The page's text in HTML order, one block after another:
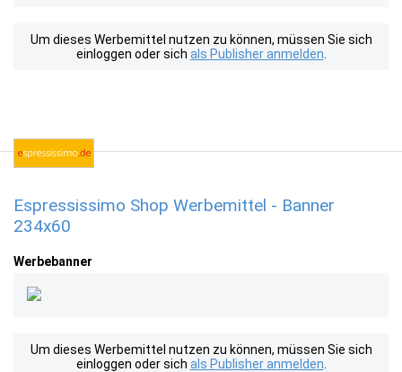
Um dieses Werbemittel nutzen zu können, müssen Sie sich
einloggen oder sich als Publisher anmelden
Espressissimo Shop Werbemittel - Banner
234x60
Werbebanner
Um dieses Werbemittel nutzen zu können, müssen Sie sich
einloggen oder sich als Publisher anmelden